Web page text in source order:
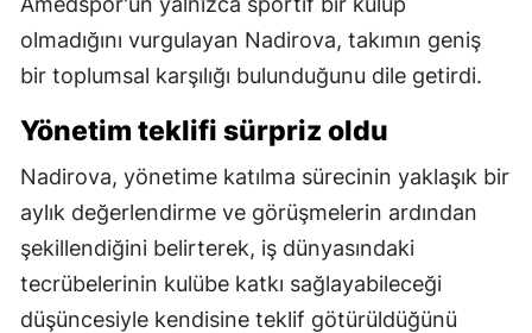
olmadığını vurgulayan Nadirova, takımın geniş
bir toplumsal karşılığı bulunduğunu dile getirdi.
Yönetim teklifi sürpriz oldu
Nadirova, yönetime katılma sürecinin yaklaşık bir
aylık değerlendirme ve görüşmelerin ardından
şekillendiğini belirterek, iş dünyasındaki
tecrübelerinin kulübe katkı sağlayabileceği
düşüncesiyle kendisine teklif götürüldüğünü